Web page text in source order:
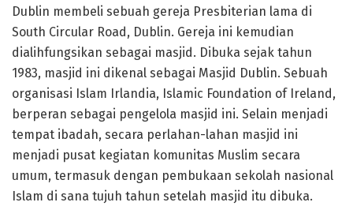
Dublin membeli sebuah gereja Presbiterian lama di
South Circular Road, Dublin. Gereja ini kemudian
dialihfungsikan sebagai masjid. Dibuka sejak tahun
1983, masjid ini dikenal sebagai Masjid Dublin. Sebuah
organisasi Islam Irlandia, Islamic Foundation of Ireland,
berperan sebagai pengelola masjid ini. Selain menjadi
tempat ibadah, secara perlahan-lahan masjid ini
menjadi pusat kegiatan komunitas Muslim secara
umum, termasuk dengan pembukaan sekolah nasional
Islam di sana tujuh tahun setelah masjid itu dibuka.